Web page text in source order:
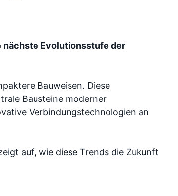
nächste Evolutionsstufe der
Bauweisen. Diese
Bausteine moderner
Verbindungstechnologien an
auf, wie diese Trends die Zukunft